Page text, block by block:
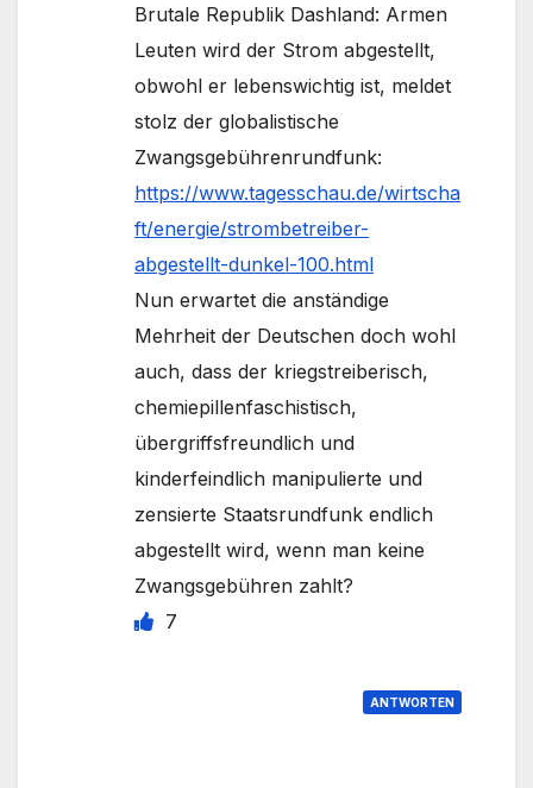
Brutale Republik Dashland: Armen
Leuten wird der Strom abgestellt,
obwohl er lebenswichtig ist, meldet
stolz der globalistische
Zwangsgebührenrundfunk:
https://www.tagesschau.de/wirtscha
ft/energie/strombetreiber-
abgestellt-dunkel-100.html
Nun erwartet die anständige
Mehrheit der Deutschen doch wohl
auch, dass der kriegstreiberisch,
chemiepillenfaschistisch,
übergriffsfreundlich und
kinderfeindlich manipulierte und
zensierte Staatsrundfunk endlich
abgestellt wird, wenn man keine
Zwangsgebühren zahlt?
7
ANTWORTEN